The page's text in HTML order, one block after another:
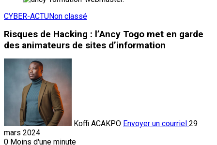
CYBER-ACTUNon classé
Risques de Hacking : l’Ancy Togo met en garde
des animateurs de sites d’information
Koffi ACAKPO Envoyer un courriel 29
mars 2024
0 Moins d'une minute